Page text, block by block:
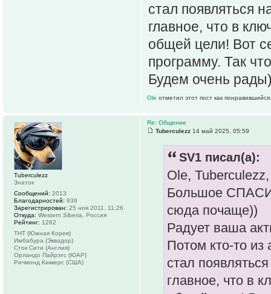
стал появляться
главное, что в
общей цели! Вот
программу. Так
Будем очень
Ole отметил этот пост как понравившийся.
Re: Общение
Tuberculezz 14 май 2025, 05:59
SV1 писал(а):
Ole,
Большое
сюда почаще))
Радует ваша
Потом кто-то
стал
главное, что в
Tuberculezz
Знаток
Сообщений: 2013
Благодарностей: 939
Зарегистрирован: 25 ноя 2011, 11:26
Откуда: Western Siberia, Россия
Рейтинг: 1282
ТНТ (Южная Корея)
Имбабура (Эквадор)
Сток Сити (Англия)
Орландо Пайрэтс (ЮАР)
Ричмонд Киккерс (США)